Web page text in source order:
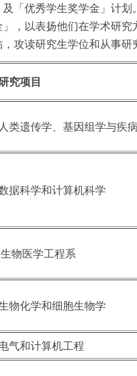
「优秀学生奖学金」计
，以表扬他们在学术研
攻读研究生学位和从事研
究项目
人类遗传学、基因组学与疾病
据科学和计算机科学
生物医学工程系
物化学和细胞生物学
气和计算机工程